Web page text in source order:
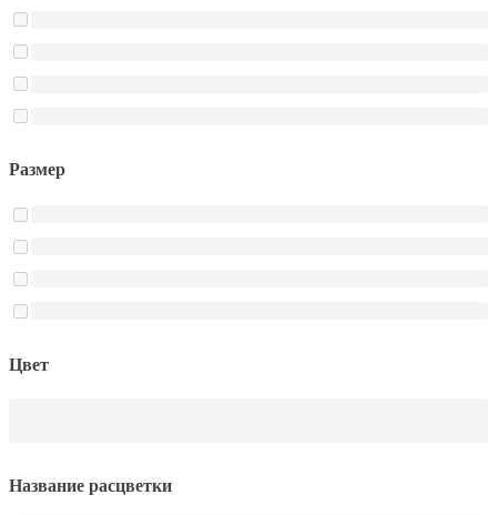
Размер
Цвет
Название расцветки